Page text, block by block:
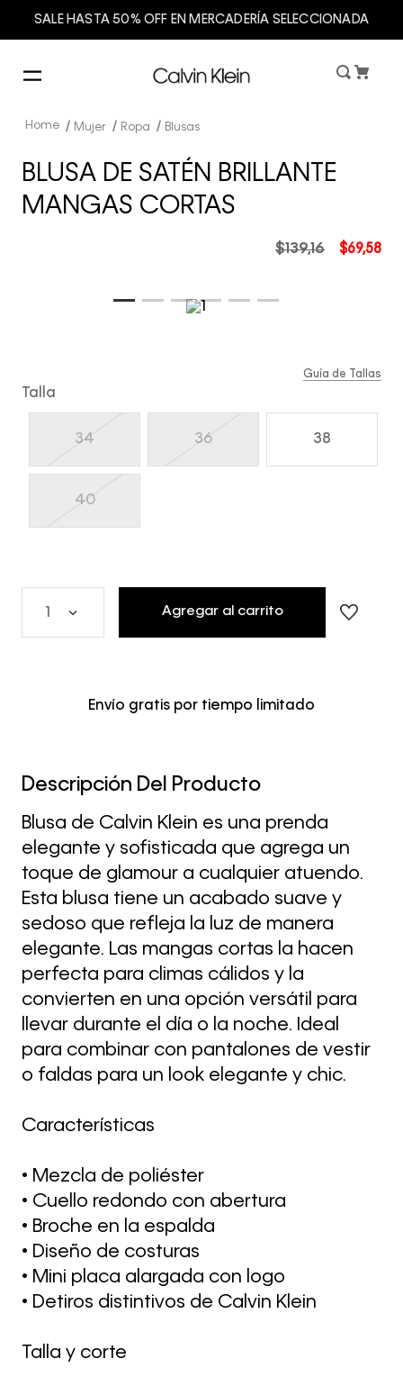
SALE HASTA 50% OFF EN MERCADERÍA SELECCIONADA
Mujer Ropa Blusas
BLUSA DE SATÉN BRILLANTE
MANGAS CORTAS
$69,58
$139,16
Talla
34 36 38
40
Guía de Tallas
Agregar al carrito
Envío gratis por tiempo limitado
Descripción Del Producto
Blusa de Calvin Klein es una prenda
elegante y sofisticada que agrega un
toque de glamour a cualquier atuendo.
Esta blusa tiene un acabado suave y
sedoso que refleja la luz de manera
elegante. Las mangas cortas la hacen
perfecta para climas cálidos y la
convierten en una opción versátil para
llevar durante el día o la noche. Ideal
para combinar con pantalones de vestir
o faldas para un look elegante y chic.
Características
• Mezcla de poliéster
• Cuello redondo con abertura
• Broche en la espalda
• Diseño de costuras
• Mini placa alargada con logo
• Detiros distintivos de Calvin Klein
Talla y corte